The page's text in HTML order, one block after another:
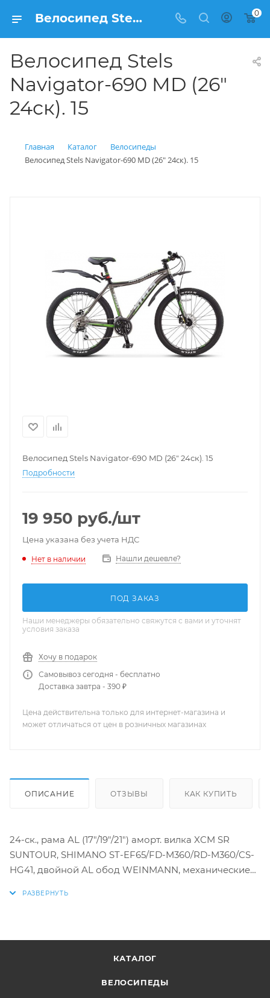
Велосипед Stels Navigator-690 MD (26" 24ск). 15 купить: цена 19 950 рублей в Балашихе | Интернет магазин Вело150 0
Велосипед Stels
Navigator-690 MD (26"
24ск). 15
Главная Каталог
Велосипеды
Велосипед Stels Navigator-690 MD (26" 24ск). 15
Велосипед Stels Navigator-690 MD (26" 24ск). 15
Подробности
19 950 руб./шт
Цена указана без учета НДС
Нет в наличии Нашли дешевле?
ПОД ЗАКАЗ
Наши менеджеры обязательно свяжутся с вами и уточнят
условия заказа
Хочу в подарок
Самовывоз сегодня - бесплатно
Доставка завтра - 390 ₽
Цена действительна только для интернет-магазина и
может отличаться от цен в розничных магазинах
ОПИСАНИЕ ОТЗЫВЫ КАК КУПИТЬ
24-ск., рама AL (17"/19"/21") аморт. вилка XCM SR
SUNTOUR, SHIMANO ST-EF65/FD-M360/RD-M360/CS-
HG41, двойной AL обод WEINMANN, механические
КАТАЛОГ
ВЕЛОСИПЕДЫ